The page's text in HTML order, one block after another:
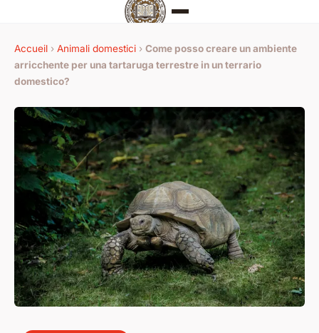
Accueil › Animali domestici › Come posso creare un ambiente
arricchente per una tartaruga terrestre in un terrario
domestico?